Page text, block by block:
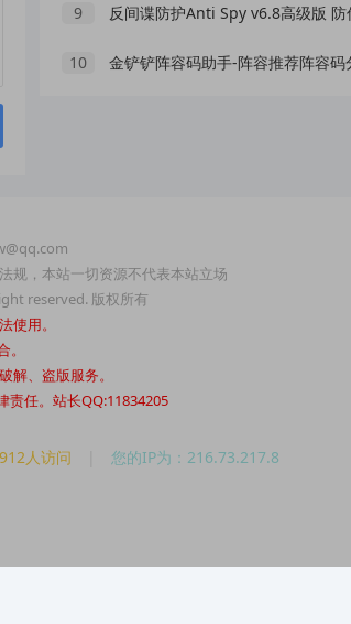
9 反间谍防护Anti Spy v6.8高级版 防偷~拍/防定
10 金铲铲阵容码助手-阵容推荐阵容码
规，本站一切资源不代表本站立场
reserved. 版权所有
使用。
、盗版服务。
责任。站长QQ:11834205
人访问 您的IP为：216.73.217.8